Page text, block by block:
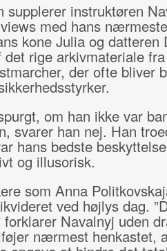
supplerer instruktøren
med hans nærmeste
kone Julia og datteren
rige arkivmateriale
der ofte bliver
om han ikke var
svarer han nej. Han
hans bedste
og illusorisk.
som Anna
ved højlys dag.
forklarer Navalnyj uden
nærmest henkastet,